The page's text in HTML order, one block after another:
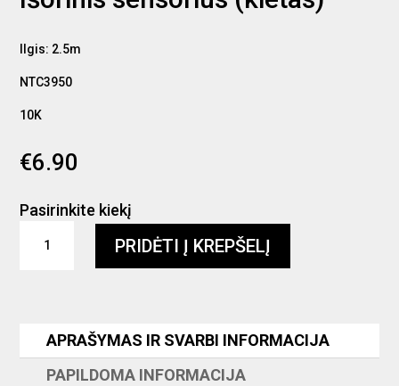
Ilgis: 2.5m
NTC3950
10K
€6.90
Pasirinkite kiekį
kiekis:
PRIDĖTI Į KREPŠELĮ
APRAŠYMAS IR SVARBI INFORMACIJA
PAPILDOMA INFORMACIJA